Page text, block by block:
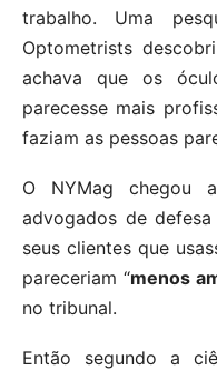
trabalho. Uma
Optometrists
achava que os
parecesse mais
faziam as pessoas
O NYMag chegou
advogados de
seus clientes que
pareceriam “menos
​​no tribunal.
Então segundo a